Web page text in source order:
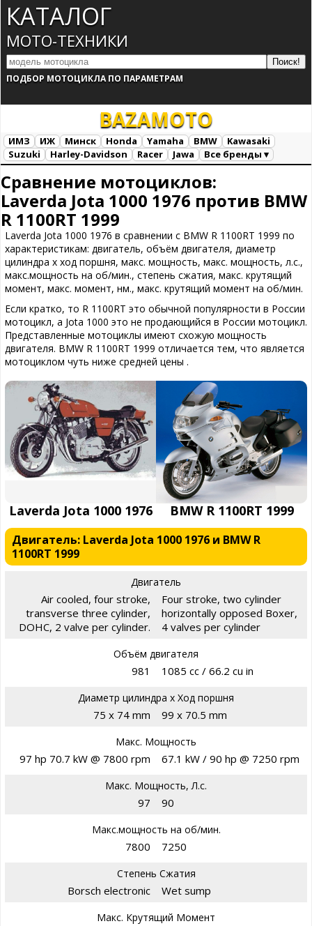
КАТАЛОГ
МОТО-ТЕХНИКИ
ПОДБОР МОТОЦИКЛА ПО ПАРАМЕТРАМ
BAZAMOTO
ИМЗ ИЖ Минск Honda Yamaha BMW
Kawasaki
Suzuki
Harley-Davidson Racer Jawa
Все бренды ▾
Сравнение мотоциклов:
Laverda Jota 1000 1976 против BMW
R 1100RT 1999
Laverda Jota 1000 1976 в сравнении с BMW R 1100RT 1999 по
характеристикам: двигатель, объём двигателя, диаметр
цилиндра х ход поршня, макс. мощность, макс. мощность, л.с.,
макс.мощность на об/мин., степень сжатия, макс. крутящий
момент, макс. момент, нм., макс. крутящий момент на об/мин.
Если кратко, то R 1100RT это обычной популярности в России
мотоцикл, а Jota 1000 это не продающийся в России мотоцикл.
Представленные мотоциклы имеют схожую мощность
двигателя. BMW R 1100RT 1999 отличается тем, что является
мотоциклом чуть ниже средней цены .
Laverda Jota 1000 1976 BMW R 1100RT 1999
Двигатель: Laverda Jota 1000 1976 и BMW R
1100RT 1999
Двигатель
Air cooled, four stroke,
transverse three cylinder,
DOHC, 2 valve per cylinder.
Four stroke, two cylinder
horizontally opposed Boxer,
4 valves per cylinder
Объём двигателя
981 1085 cc / 66.2 cu in
Диаметр цилиндра х Ход поршня
75 x 74 mm 99 x 70.5 mm
Макс. Мощность
97 hp 70.7 kW @ 7800 rpm 67.1 kW / 90 hp @ 7250 rpm
Макс. Мощность, Л.с.
97 90
Макс.мощность на об/мин.
7800 7250
Степень Сжатия
Borsch electronic Wet sump
Макс. Крутящий Момент